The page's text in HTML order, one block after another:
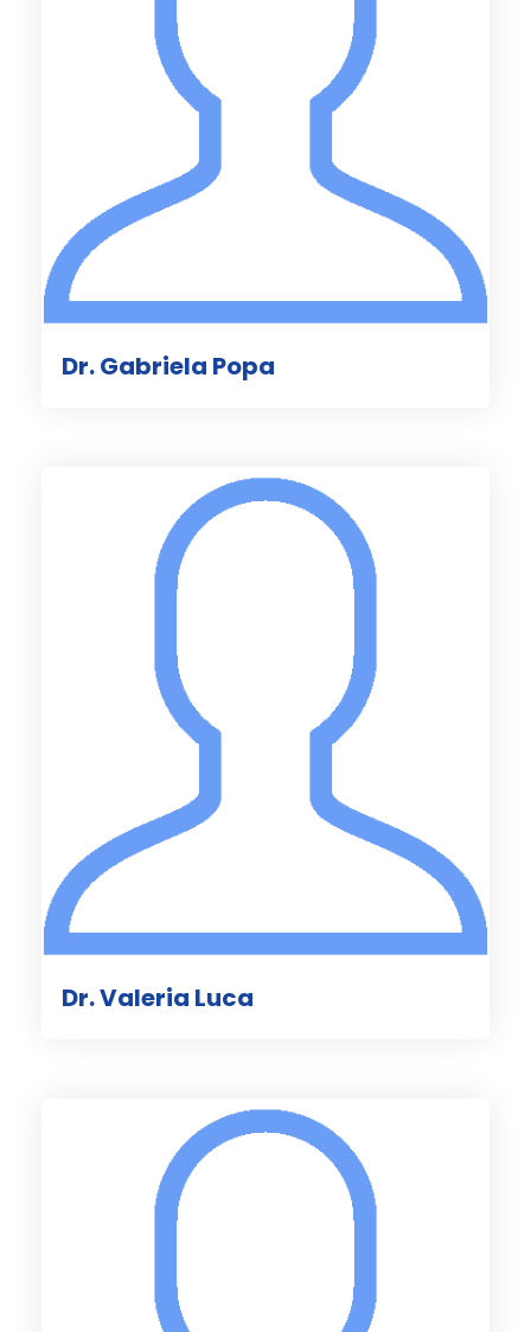
Dr. Gabriela Popa
Dr. Valeria Luca